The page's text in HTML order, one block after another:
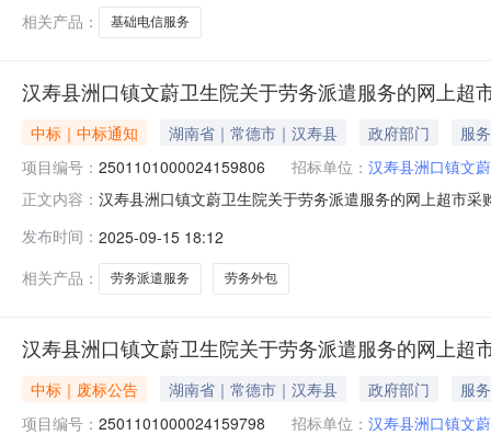
相关产品：
基础电信服务
汉寿县洲口镇文蔚卫生院关于劳务派遣服务的网上超
中标｜中标通知 湖南省｜常德市｜汉寿县 政府部门
服务
项目编号： 2501101000024159806 招标单位： 汉寿县洲口镇文
正文内容： 汉寿县洲口镇文蔚卫生院关于劳务派遣服务的网上超市
政区划名称:湖南省常德市汉寿县报价起止时间:-二、采
发布时间： 2025-09-15 18:12
相关产品：
劳务派遣服务 劳务外包
汉寿县洲口镇文蔚卫生院关于劳务派遣服务的网上超
中标｜废标公告 湖南省｜常德市｜汉寿县 政府部门
服务
项目编号： 2501101000024159798 招标单位： 汉寿县洲口镇文